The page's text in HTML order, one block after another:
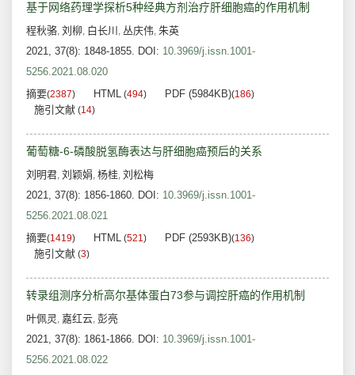
基于网络药理学探析5种经典方剂治疗肝细胞癌的作用机制
程秋骆, 刘柳, 白长川 , 丛庆伟, 朱英
2021, 37(8): 1848-1855. DOI: 10.3969/j.issn.1001-
5256.2021.08.020
摘要(2387) HTML (494) PDF (5984KB)(186)
施引文献 (14)
葡萄糖-6-磷酸脱氢酶表达与肝细胞癌预后的关系
刘明君, 刘颖娟, 杨桂, 刘松梅
2021, 37(8): 1856-1860. DOI: 10.3969/j.issn.1001-
5256.2021.08.021
摘要(1419) HTML (521) PDF (2593KB)(136)
施引文献 (3)
转录组测序分析高尔基体蛋白73参与调控肝癌的作用机制
叶佩灵 , 嘉红云, 彭亮
2021, 37(8): 1861-1866. DOI: 10.3969/j.issn.1001-
5256.2021.08.022